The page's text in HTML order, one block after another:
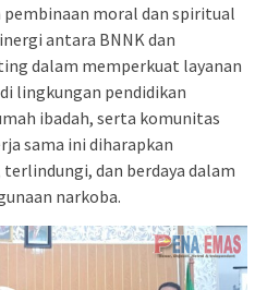
moral dan spiritual
antara BNNK dan
dalam memperkuat layanan
lingkungan pendidikan
ibadah, serta komunitas
sama ini diharapkan
dan berdaya dalam
narkoba.